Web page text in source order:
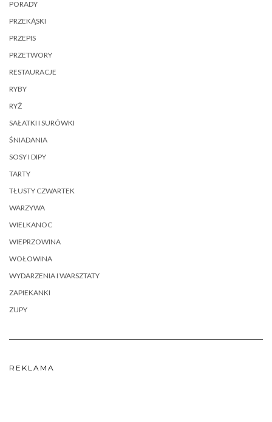
PORADY
PRZEKĄSKI
PRZEPIS
PRZETWORY
RESTAURACJE
RYBY
RYŻ
SAŁATKI I SURÓWKI
ŚNIADANIA
SOSY I DIPY
TARTY
TŁUSTY CZWARTEK
WARZYWA
WIELKANOC
WIEPRZOWINA
WOŁOWINA
WYDARZENIA I WARSZTATY
ZAPIEKANKI
ZUPY
REKLAMA